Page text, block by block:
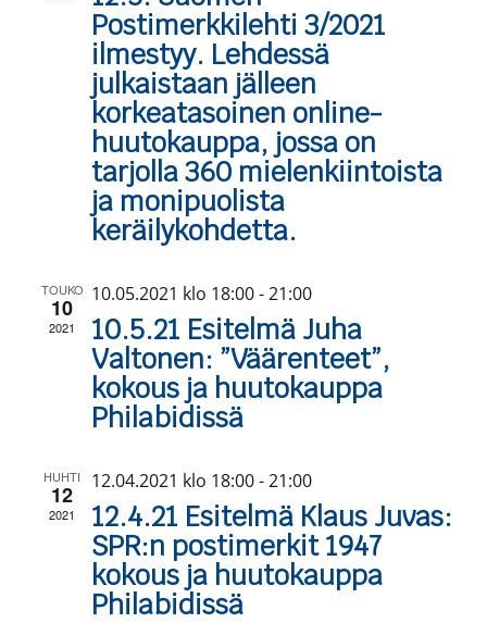
Postimerkkilehti 3/2021
ilmestyy. Lehdessä
julkaistaan jälleen
korkeatasoinen online-
huutokauppa, jossa on
tarjolla 360 mielenkiintoista
ja monipuolista
keräilykohdetta.
TOUKO
10
2021
10.05.2021 klo 18:00-21:00
10.5.21 Esitelmä Juha
Valtonen: ”Väärenteet”,
kokous ja huutokauppa
Philabidissä
HUHTI
12
2021
12.04.2021 klo 18:00-21:00
12.4.21 Esitelmä Klaus Juvas:
SPR:n postimerkit 1947
kokous ja huutokauppa
Philabidissä